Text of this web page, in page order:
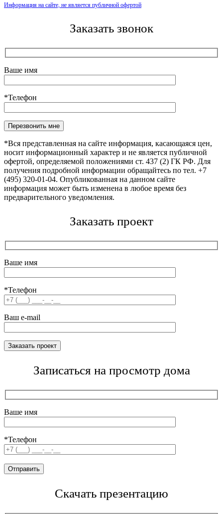
Информация на сайте, не является публичной офертой
Заказать звонок
Ваше имя
*Телефон
Оставьте это поле пустым.
*Вся представленная на сайте информация, касающаяся цен,
носит информационный характер и не является публичной
офертой, определяемой положениями ст. 437 (2) ГК РФ. Для
получения подробной информации обращайтесь по тел. +7
(495) 320-01-04. Опубликованная на данном сайте
информация может быть изменена в любое время без
предварительного уведомления.
Заказать проект
Ваше имя
*Телефон
Ваш e-mail
Записаться на просмотр дома
Ваше имя
*Телефон
Скачать презентацию